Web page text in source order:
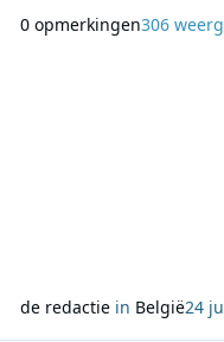
centraal staan. Naast de
0 opmerkingen306
de redactiein België24